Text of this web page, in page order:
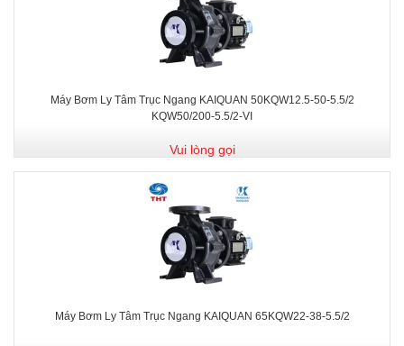
Máy Bơm Ly Tâm Trục Ngang KAIQUAN 50KQW12.5-50-5.5/2
KQW50/200-5.5/2-VI
Vui lòng gọi
Máy Bơm Ly Tâm Trục Ngang KAIQUAN 65KQW22-38-5.5/2